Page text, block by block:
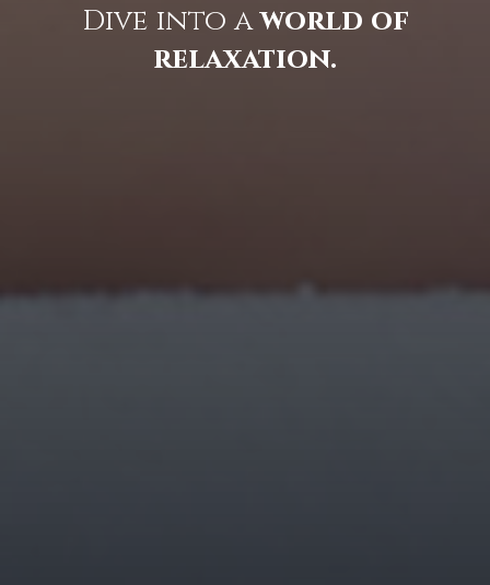
Dive into aworld of
relaxation.